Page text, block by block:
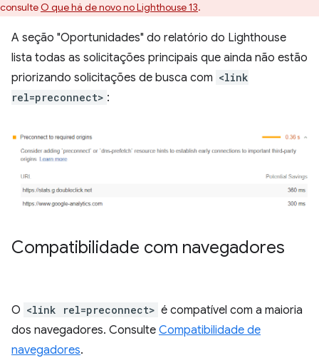
consulteO que há de novo no Lighthouse 13.
A seção "Oportunidades" do relatório do Lighthouse
lista todas as solicitações principais que ainda não estão
priorizando solicitações de busca com <link
rel=preconnect> :
Compatibilidade com navegadores
O <link rel=preconnect> é compatível com a maioria
dos navegadores. Consulte Compatibilidade de
navegadores.